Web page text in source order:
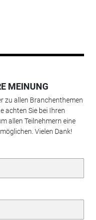
MEINUNG
zu allen Branchenthemen
achten Sie bei Ihren
allen Teilnehmern eine
Vielen Dank!